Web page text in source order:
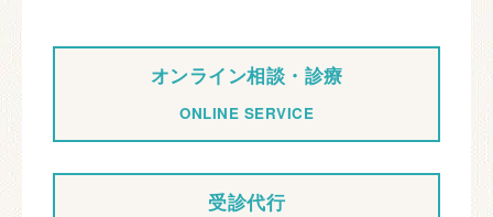
オンライン相談・診療
ONLINE SERVICE
受診代行